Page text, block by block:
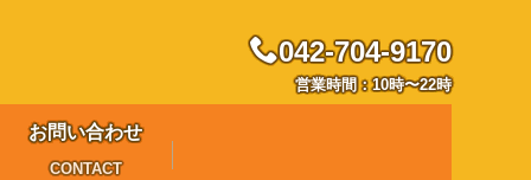
042-704-9170
営業時間：10時〜22時
お問い合わせ
CONTACT